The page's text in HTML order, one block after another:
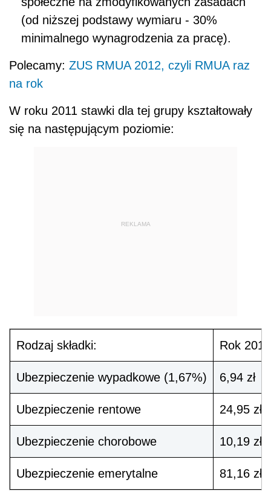
(od niższej podstawy wymiaru - 30%
minimalnego wynagrodzenia za pracę).
Polecamy: ZUS RMUA 2012, czyli RMUA raz
na rok
W roku 2011 stawki dla tej grupy kształtowały
się na następującym poziomie:
REKLAMA
Rodzaj składki: Rok 2011
Ubezpieczenie wypadkowe (1,67%) 6,94 zł
Ubezpieczenie rentowe 24,95 zł
Ubezpieczenie chorobowe 10,19 zł
Ubezpieczenie emerytalne 81,16 zł